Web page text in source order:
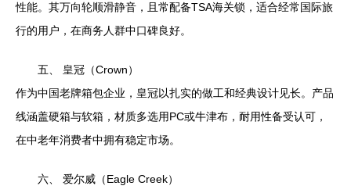
性能。其万向轮顺滑静音，且常配备TSA海关锁，适合经常国际旅
行的用户，在商务人群中口碑良好。
五、 皇冠（Crown）
作为中国老牌箱包企业，皇冠以扎实的做工和经典设计见长。产品
线涵盖硬箱与软箱，材质多选用PC或牛津布，耐用性备受认可，
在中老年消费者中拥有稳定市场。
六、 爱尔威（Eagle Creek）